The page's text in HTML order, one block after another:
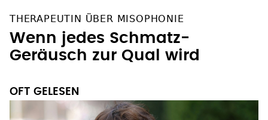
THERAPEUTIN ÜBER MISOPHONIE
Wenn jedes Schmatz-
Geräusch zur Qual wird
OFT GELESEN